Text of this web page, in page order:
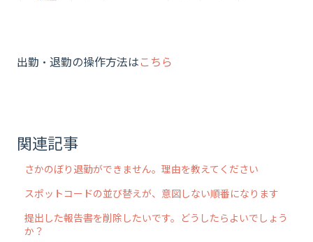
出勤・退勤の操作方法はこちら
関連記事
さかのぼり退勤ができません。理由を教えてください
スポットコードの並び替えが、意図しない順番になります
提出した報告書を削除したいです。どうしたらよいでしょう
か？